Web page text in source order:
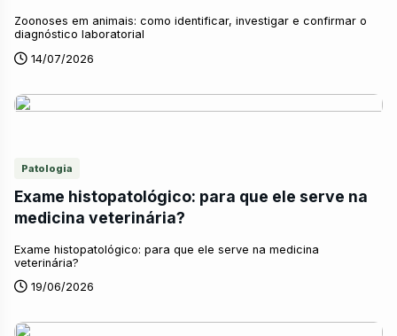
Zoonoses em animais: como identificar, investigar e confirmar o
diagnóstico laboratorial
14/07/2026
Patologia
Exame histopatológico: para que ele serve na
medicina veterinária?
Exame histopatológico: para que ele serve na medicina
veterinária?
19/06/2026